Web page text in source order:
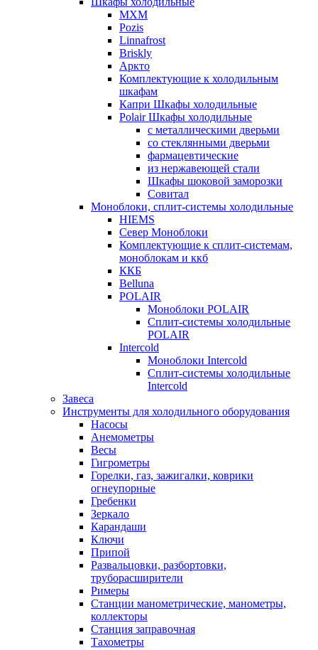
МХМ
Pozis
Linnafrost
Briskly
Аркто
Комплектующие к холодильным
шкафам
Капри Шкафы холодильные
Polair Шкафы холодильные
с металлическими дверьми
со стеклянными дверьми
фармацевтические
из нержавеющей стали
Шкафы шоковой заморозки
Совитал
Моноблоки, сплит-системы холодильные
HIEMS
Север Моноблоки
Комплектующие к сплит-системам,
моноблокам и ккб
ККБ
Belluna
POLAIR
Моноблоки POLAIR
Сплит-системы холодильные
POLAIR
Intercold
Моноблоки Intercold
Сплит-системы холодильные
Intercold
Завеса
Инструменты для холодильного оборудования
Насосы
Анемометры
Весы
Гигрометры
Горелки, газ, зажигалки, коврики
огнеупорные
Гребенки
Зеркало
Карандаши
Ключи
Припой
Развальцовки, разбортовки,
труборасширители
Римеры
Станции манометрические, манометры,
коллекторы
Станция заправочная
Тахометры